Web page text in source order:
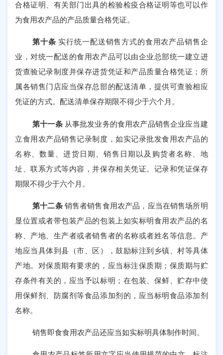
合格证明、有关部门出具的检验检疫合格证明等也可以作
为食用农产品的产品质量合格凭证。
第十条 实行统一配送销售方式的食用农产品销售企
业，对统一配送的食用农产品可以由企业总部统一建立进
货查验记录制度并保存进货凭证和产品质量合格凭证；所
属各销售门店应当保存总部的配送清单，提供可查验相应
凭证的方式。配送清单保存期限不得少于六个月。
第十一条 从事批发业务的食用农产品销售企业应当建
立食用农产品销售记录制度，如实记录批发食用农产品的
名称、数量、进货日期、销售日期以及购货者名称、地
址、联系方式等内容，并保存相关凭证。记录和凭证保存
期限不得少于六个月。
第十二条 销售者销售食用农产品，应当在销售场所明
显位置或者带包装产品的包装上如实标明食用农产品的名
称、产地、生产者或者销售者的名称或者姓名等信息。产
地应当具体到县（市、区），鼓励标注到乡镇、村等具体
产地。对保质期有要求的，应当标注保质期；保质期与贮
存条件有关的，应当予以标明；在包装、保鲜、贮存中使
用保鲜剂、防腐剂等食品添加剂的，应当标明食品添加剂
名称。
销售即食食用农产品还应当如实标明具体制作时间。